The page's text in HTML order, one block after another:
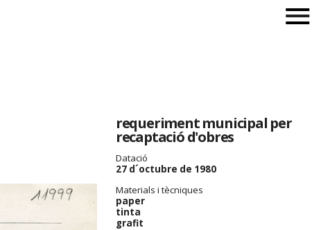
requeriment municipal per
recaptació d'obres
Datació
27 d´octubre de 1980
Materials i tècniques
paper
tinta
grafit